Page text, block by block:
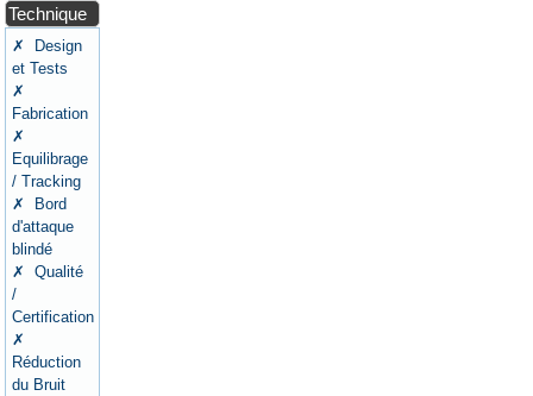
Technique
✗ Design
et Tests
✗
Fabrication
✗
Equilibrage
/ Tracking
✗ Bord
d'attaque
blindé
✗ Qualité
/
Certification
✗
Réduction
du Bruit